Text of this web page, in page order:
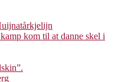
kom til at danne skel i